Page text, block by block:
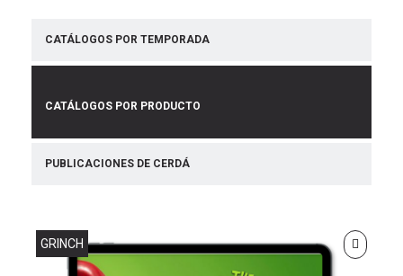
CATÁLOGOS POR TEMPORADA
CATÁLOGOS POR PRODUCTO
PUBLICACIONES DE CERDÁ
GRINCH